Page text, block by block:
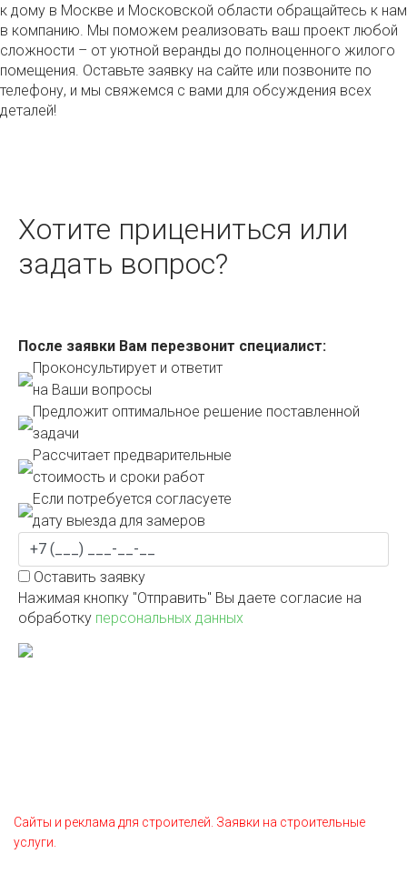
к дому в Москве и Московской области обращайтесь к нам
в компанию. Мы поможем реализовать ваш проект любой
сложности – от уютной веранды до полноценного жилого
помещения. Оставьте заявку на сайте или позвоните по
телефону, и мы свяжемся с вами для обсуждения всех
деталей!
Хотите прицениться или
задать вопрос?
После заявки Вам перезвонит специалист:
Проконсультирует и ответит
на Ваши вопросы
Предложит оптимальное решение поставленной
задачи
Рассчитает предварительные
стоимость и сроки работ
Если потребуется согласуете
дату выезда для замеров
Оставить заявку
Нажимая кнопку "Отправить" Вы даете согласие на
обработку персональных данных
Cайты и реклама для строителей. Заявки на строительные
услуги.